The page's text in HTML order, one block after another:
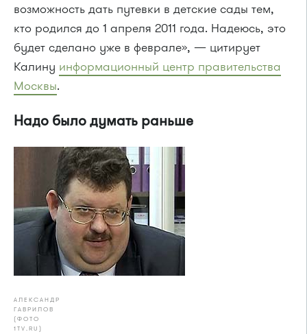
возможность дать путевки в детские сады тем,
кто родился до 1 апреля 2011 года. Надеюсь, это
будет сделано уже в феврале», — цитирует
Калину информационный центр правительства
Москвы.
Надо было думать раньше
АЛЕКСАНДР
ГАВРИЛОВ
(ФОТО
1TV.RU)